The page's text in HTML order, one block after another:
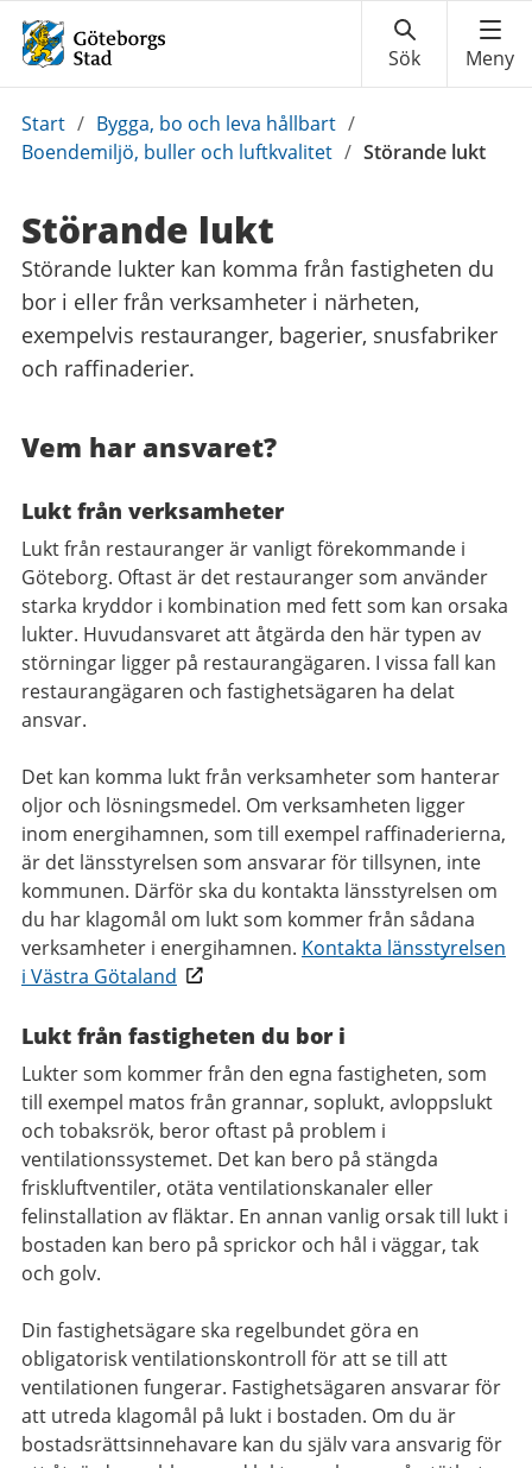
Du
är
Start / Bygga, bo och leva hållbart /
Boendemiljö, buller och luftkvalitet / Störande lukt
Störande lukt
Störande lukter kan komma från fastigheten du
bor i eller från verksamheter i närheten,
exempelvis restauranger, bagerier, snusfabriker
och raffinaderier.
Vem har ansvaret?
Lukt från verksamheter
Lukt från restauranger är vanligt förekommande i
Göteborg. Oftast är det restauranger som använder
starka kryddor i kombination med fett som kan orsaka
lukter. Huvudansvaret att åtgärda den här typen av
störningar ligger på restaurangägaren. I vissa fall kan
restaurangägaren och fastighetsägaren ha delat
ansvar.
Det kan komma lukt från verksamheter som hanterar
oljor och lösningsmedel. Om verksamheten ligger
inom energihamnen, som till exempel raffinaderierna,
är det länsstyrelsen som ansvarar för tillsynen, inte
kommunen. Därför ska du kontakta länsstyrelsen om
du har klagomål om lukt som kommer från sådana
verksamheter i energihamnen. Kontakta länsstyrelsen
i Västra Götaland
Lukt från fastigheten du bor i
Lukter som kommer från den egna fastigheten, som
till exempel matos från grannar, soplukt, avloppslukt
och tobaksrök, beror oftast på problem i
ventilationssystemet. Det kan bero på stängda
friskluftventiler, otäta ventilationskanaler eller
felinstallation av fläktar. En annan vanlig orsak till lukt i
bostaden kan bero på sprickor och hål i väggar, tak
och golv.
Din fastighetsägare ska regelbundet göra en
obligatorisk ventilationskontroll för att se till att
ventilationen fungerar. Fastighetsägaren ansvarar för
att utreda klagomål på lukt i bostaden. Om du är
bostadsrättsinnehavare kan du själv vara ansvarig för